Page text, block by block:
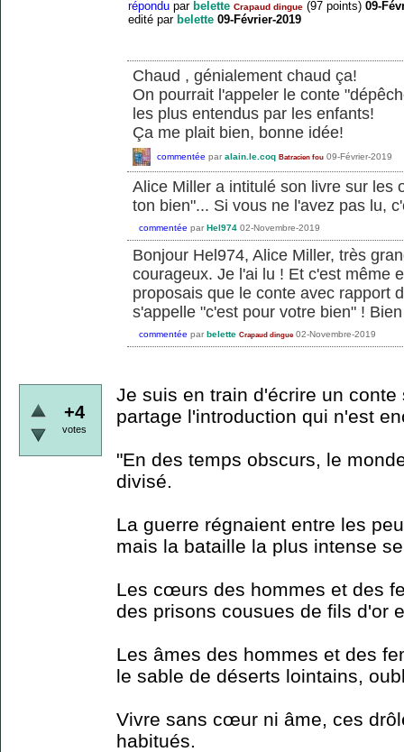
répondu par belette Crapaud dingue (97 points) 09-
edité par belette 09-Février-2019
Chaud , génialement chaud ça!
On pourrait l'appeler le conte
les plus entendus par les enfants!
Ça me plait bien, bonne idée!
commentée par alain.le.coq Batracien fou 09-Février-2019
Alice Miller a intitulé son livre sur les
ton bien"... Si vous ne l'avez pas lu,
commentée par Hel974 02-Novembre-2019
Bonjour Hel974, Alice Miller, très
courageux. Je l'ai lu ! Et c'est même
proposais que le conte avec rapport
s'appelle "c'est pour votre bien" !
commentée par belette Crapaud dingue 02-Novembre-2019
+4
votes
Je suis en train d'écrire un
partage l'introduction qui n'est
"En des temps obscurs, le
divisé.
La guerre régnaient entre les
mais la bataille la plus intense
Les cœurs des hommes et des
des prisons cousues de fils d'or
Les âmes des hommes et des
le sable de déserts lointains,
Vivre sans cœur ni âme, ces
habitués.